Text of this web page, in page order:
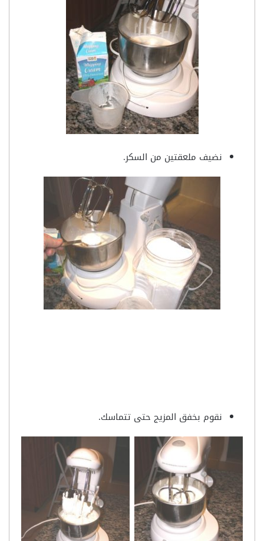
نضيف ملعقتين من السكر.
نقوم بخفق المزيج حتى تتماسك.